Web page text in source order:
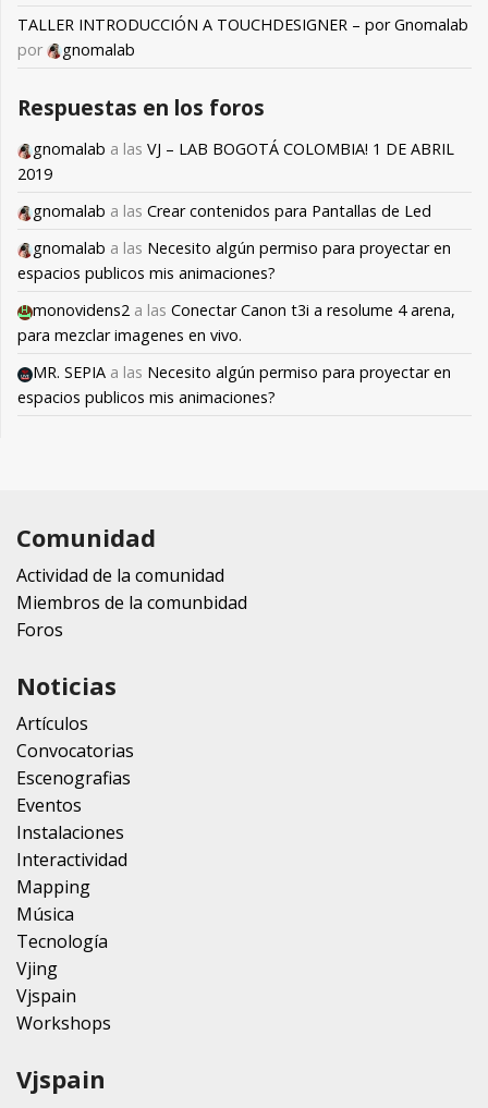
TALLER INTRODUCCIÓN A TOUCHDESIGNER – por Gnomalab
por
gnomalab
Respuestas en los foros
gnomalab a las VJ – LAB BOGOTÁ COLOMBIA! 1 DE ABRIL
2019
gnomalab a las Crear contenidos para Pantallas de Led
gnomalab a las Necesito algún permiso para proyectar en
espacios publicos mis animaciones?
monovidens2 a las Conectar Canon t3i a resolume 4 arena,
para mezclar imagenes en vivo.
MR. SEPIA a las Necesito algún permiso para proyectar en
espacios publicos mis animaciones?
Comunidad
Actividad de la comunidad
Miembros de la comunbidad
Foros
Noticias
Artículos
Convocatorias
Escenografias
Eventos
Instalaciones
Interactividad
Mapping
Música
Tecnología
Vjing
Vjspain
Workshops
Vjspain